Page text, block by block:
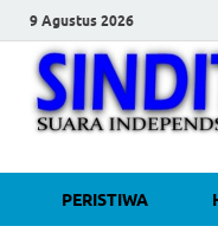
9 Agustus 2026
PERISTIWA